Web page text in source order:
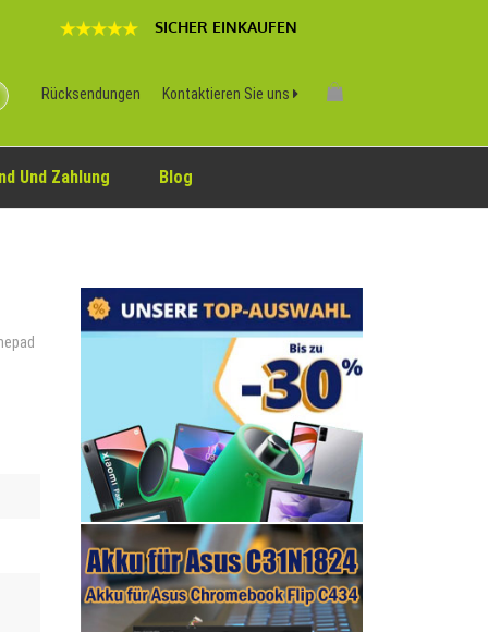
SICHER EINKAUFEN
Rücksendungen Kontaktieren Sie uns
Und Zahlung Blog